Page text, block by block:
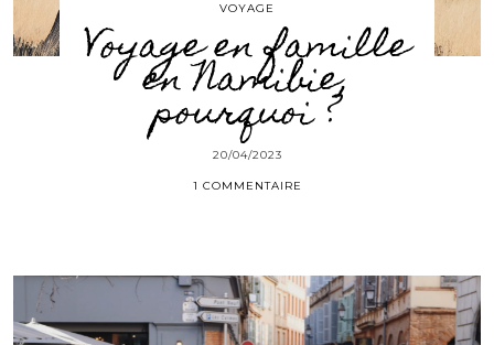
VOYAGE
Voyage en famille
en Namibie,
pourquoi ?
20/04/2023
1 COMMENTAIRE